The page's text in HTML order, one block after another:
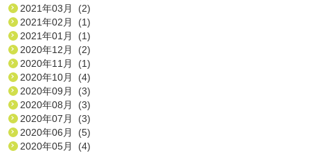
2021年03月 (2)
2021年02月 (1)
2021年01月 (1)
2020年12月 (2)
2020年11月 (1)
2020年10月 (4)
2020年09月 (3)
2020年08月 (3)
2020年07月 (3)
2020年06月 (5)
2020年05月 (4)